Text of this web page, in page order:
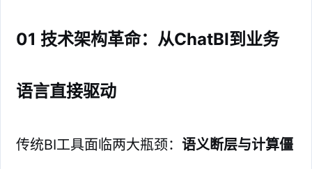
01 技术架构革命：从ChatBI到业务
语言直接驱动
传统BI工具面临两大瓶颈：语义断层与计算僵